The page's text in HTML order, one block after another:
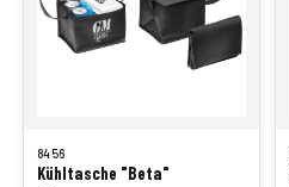
8456
Kühltasche "Beta"